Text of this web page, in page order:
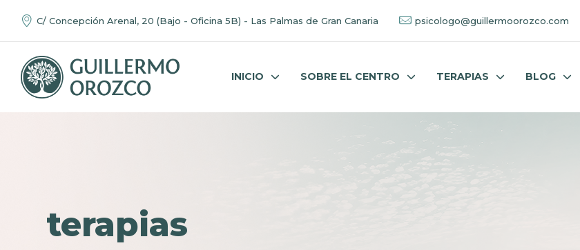
C/ Concepción Arenal, 20 (Bajo - Oficina 5B) - Las Palmas de Gran Canaria psicologo@guillermoorozco.com
INICIO SOBRE EL CENTRO TERAPIAS BLOG
terapias